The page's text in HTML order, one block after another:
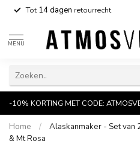
Tot14 dagen retourrecht
MENU
-10% KORTING MET CODE:
Home /
Alaskanmaker - Set van
& Mt Rosa